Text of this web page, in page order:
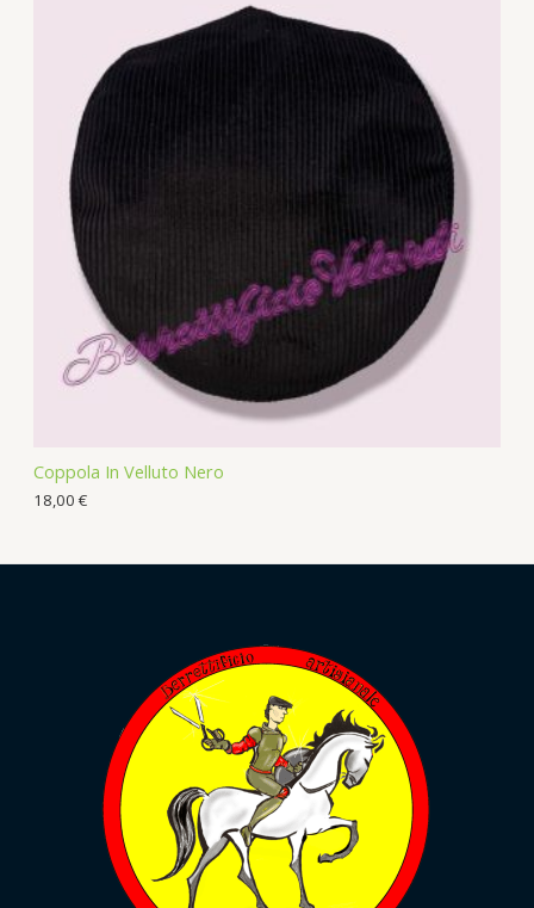
Coppola In Velluto Nero
18,00 €